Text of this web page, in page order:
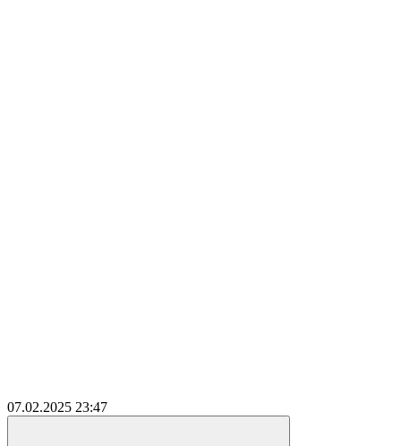
07.02.2025 23:47